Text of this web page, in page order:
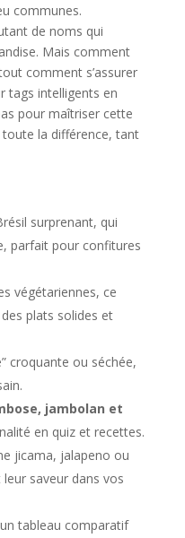
communes.
de noms qui
Mais comment
comment s’assurer
tags intelligents en
pour maîtriser cette
la différence, tant
surprenant, qui
parfait pour confitures
végétariennes, ce
plats solides et
croquante ou séchée,
jambolan et
en quiz et recettes.
jicama, jalapeno ou
saveur dans vos
tableau comparatif